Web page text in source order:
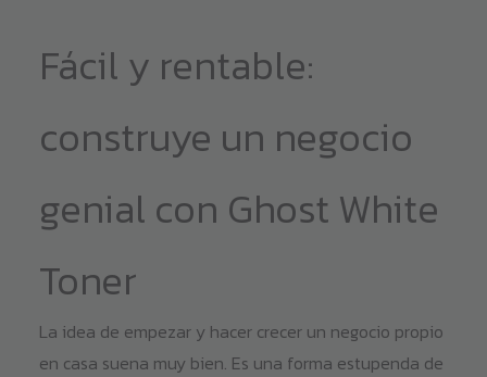
Fácil y rentable:
construye un negocio
genial con Ghost White
Toner
La idea de empezar y hacer crecer un negocio propio
en casa suena muy bien. Es una forma estupenda de